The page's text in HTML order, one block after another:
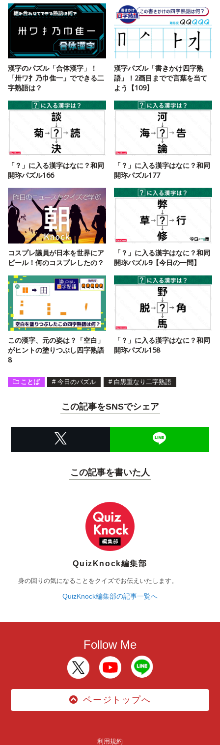
漢字のパズル「合体漢字」！
「卅ワ扌乃巾隹一」でできる二
字熟語は？
漢字パズル「書きかけ四字熟
語」！2画目までで言葉を当て
よう【109】
「？」に入る漢字はなに？和同
開珎パズル166
「？」に入る漢字はなに？和同
開珎パズル177
コスプレ議員が日本を世界にア
ピール！何のコスプレしたの？
「？」に入る漢字はなに？和同
開珎パズル9【今日の一問】
この漢字、元の姿は？「空白」
がヒントの塗りつぶし四字熟語
8
「？」に入る漢字はなに？和同
開珎パズル158
ことば # 今日のパズル # 白黒重なり二字熟語
この記事をSNSでシェア
この記事を書いた人
QuizKnock編集部
身の回りの気になることをクイズでお伝えいたします。
QuizKnock編集部の記事一覧へ
Follow Me
ページトップへ
利用規約